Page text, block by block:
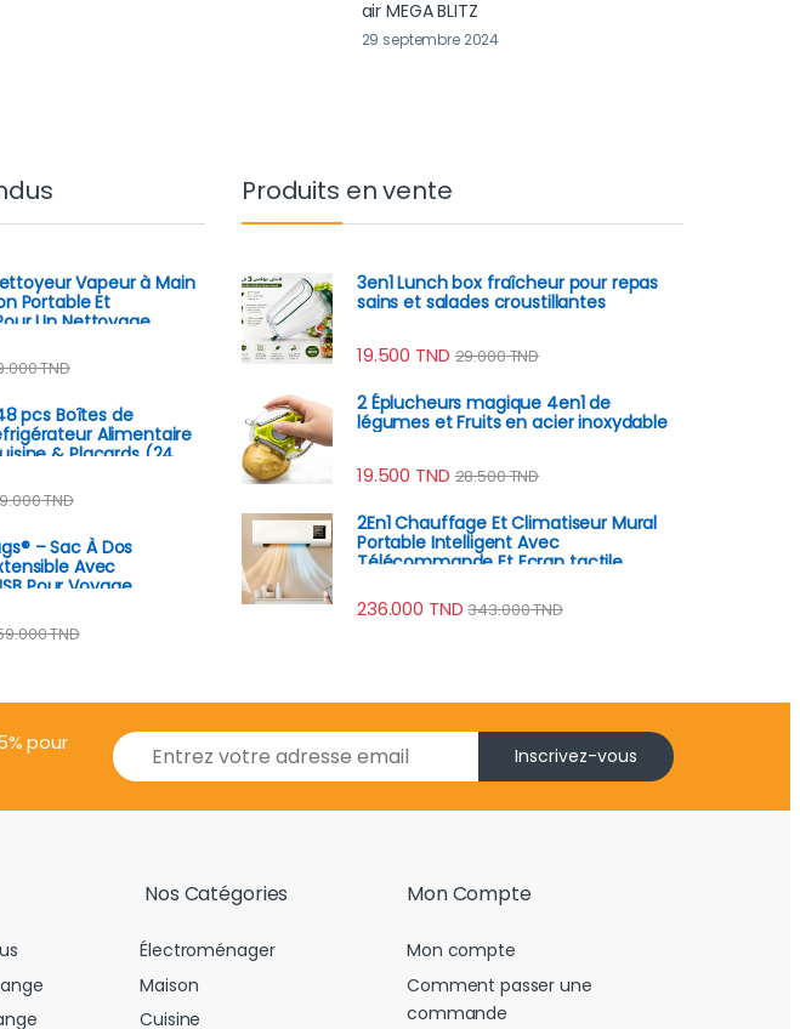
air MEGA BLITZ
29 septembre 2024
Vapeur à Main
Portable Et
Un Nettoyage
TND
pcs Boîtes de
Alimentaire
& Placards (24
TND
– Sac À Dos
Avec
Pour Voyage
TND
Produits en vente
3en1 Lunch box fraîcheur pour repas
sains et salades croustillantes
19.500 TND 29.000TND
2 Éplucheurs magique 4en1 de
légumes et Fruits en acier inoxydable
19.500 TND 28.500TND
2En1 Chauffage Et Climatiseur Mural
Portable Intelligent Avec
Télécommande Et Ecran tactile
236.000 TND 343.000TND
pour
E
m
i
Inscrivez-vous
Nos Catégories
Électroménager
Maison
Cuisine
Mon Compte
Mon compte
Comment passer une
commande